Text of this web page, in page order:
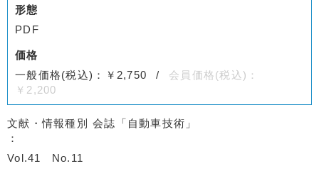
形態
PDF
価格
一般価格(税込)：￥2,750
会員価格(税込)：
￥2,200
文献・情報種別 会誌「自動車技術」
Vol.41
No.11